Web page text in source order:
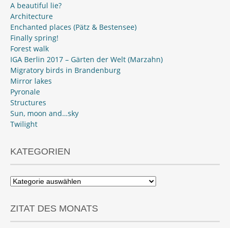
A beautiful lie?
Architecture
Enchanted places (Pätz & Bestensee)
Finally spring!
Forest walk
IGA Berlin 2017 – Gärten der Welt (Marzahn)
Migratory birds in Brandenburg
Mirror lakes
Pyronale
Structures
Sun, moon and…sky
Twilight
KATEGORIEN
Kategorien
ZITAT DES MONATS